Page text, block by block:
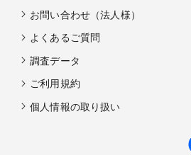
お問い合わせ（法人様）
よくあるご質問
調査データ
ご利用規約
個人情報の取り扱い